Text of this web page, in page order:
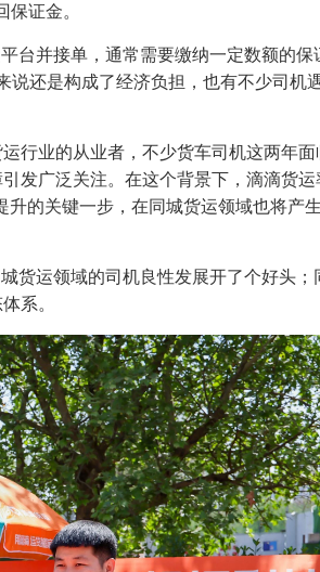
证金。
台并接单，通常需要缴纳一定数额的保
说还是构成了经济负担，也有不少司机
行业的从业者，不少货车司机这两年
发广泛关注。在这个背景下，滴滴货运
的关键一步，在同城货运领域也将产
货运领域的司机良性发展开了个好头；
系。